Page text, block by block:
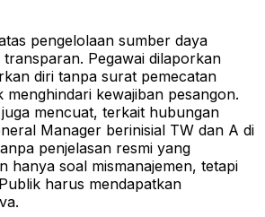
pengelolaan sumber daya
transparan. Pegawai dilaporkan
diri tanpa surat pemecatan
menghindari kewajiban pesangon.
mencuat, terkait hubungan
Manager berinisial TW dan A di
penjelasan resmi yang
hanya soal mismanajemen, tetapi
harus mendapatkan